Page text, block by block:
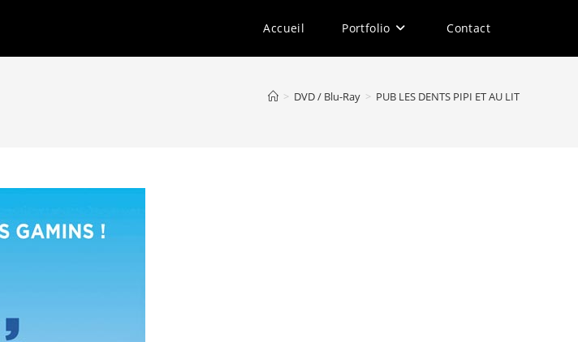
Accueil Portfolio Contact
> DVD / Blu-Ray > PUB LES DENTS PIPI ET AU LIT